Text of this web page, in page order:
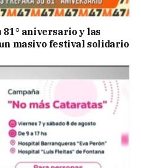
81° aniversario y las
masivo festival solidario